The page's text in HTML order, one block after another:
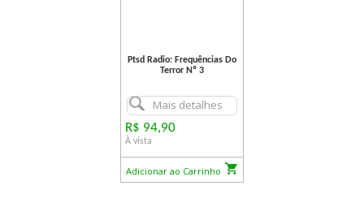
Ptsd Radio: Frequências Do
Terror Nº 3
Mais detalhes
R$ 94,90
À vista
Adicionar ao Carrinho